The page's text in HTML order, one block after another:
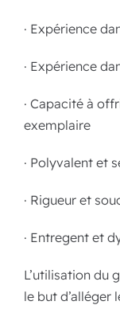
· Expérience
· Expérience
· Capacité à
exemplaire
· Polyvalent et
· Rigueur et
· Entregent et
L’utilisation du
le but d’alléger